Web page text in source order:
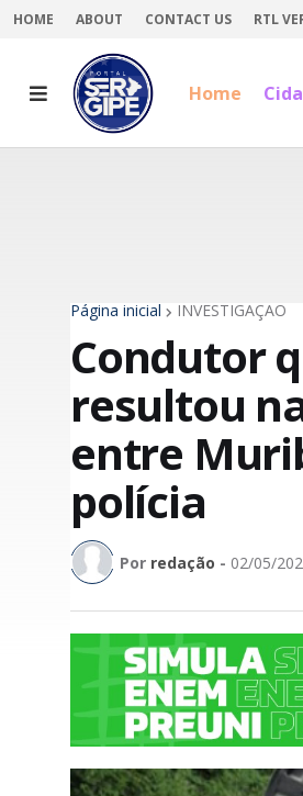
HOME ABOUT CONTACT US RTL
Home
Página inicial INVESTIGAÇÃO
Condutor
resultou
entre
polícia
Por redação - 02/05/